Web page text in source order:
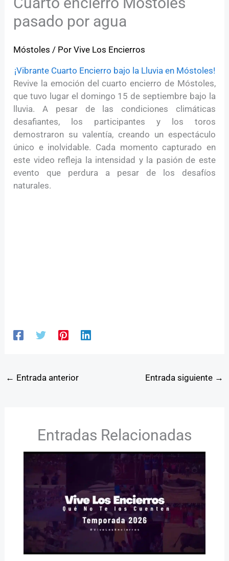
pasado por agua
Móstoles / PorVive Los Encierros
¡Vibrante Cuarto Encierro bajo la Lluvia en Móstoles!
Revive la emoción del cuarto encierro de Móstoles,
que tuvo lugar el domingo 15 de septiembre bajo la
lluvia. A pesar de las condiciones climáticas
desafiantes, los participantes y los toros
demostraron su valentía, creando un espectáculo
único e inolvidable. Cada momento capturado en
este video refleja la intensidad y la pasión de este
evento que perdura a pesar de los desafíos
naturales.
← Entrada anterior Entrada siguiente →
Entradas Relacionadas